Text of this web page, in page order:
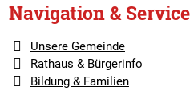
Navigation & Service
Unsere Gemeinde
Rathaus & Bürgerinfo
Bildung & Familien